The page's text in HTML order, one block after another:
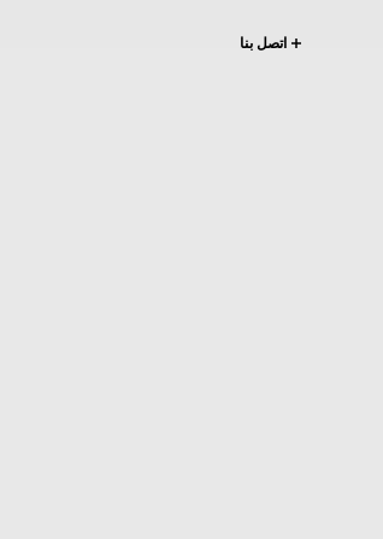
اتصل بنا